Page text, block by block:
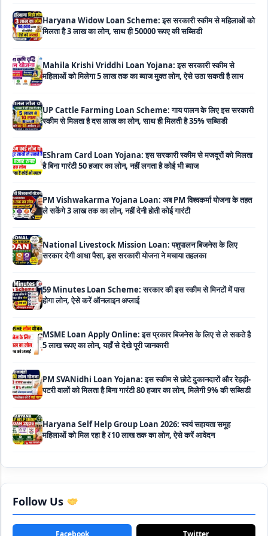
Mahila Krishi Vriddhi Loan Yojana: इस सरकारी स्कीम से
महिलाओं को मिलेगा 5 लाख तक का ब्याज मुक्त लोन, ऐसे उठा सकती है लाभ
UP Cattle Farming Loan Scheme: गाय पालन के लिए इस सरकारी
स्कीम से मिलता है दस लाख का लोन, साथ ही मिलती है 35% सब्सिडी
EShram Card Loan Yojana: इस सरकारी स्कीम से मजदूरों को मिलता
है बिना गारंटी 50 हजार का लोन, नहीं लगता है कोई भी ब्याज
PM Vishwakarma Yojana Loan: अब PM विश्वकर्मा योजना के तहत
ले सकेंगे 3 लाख तक का लोन, नहीं देनी होती कोई गारंटी
National Livestock Mission Loan: पशुपालन बिजनेस के लिए
सरकार देगी आधा पैसा, इस सरकारी योजना ने मचाया तहलका
59 Minutes Loan Scheme: सरकार की इस स्कीम से मिनटों में पास
होगा लोन, ऐसे करें ऑनलाइन अप्लाई
MSME Loan Apply Online: इस प्रकार बिजनेस के लिए से ले सकते है
5 लाख रूपए का लोन, यहाँ से देखे पूरी जानकारी
PM SVANidhi Loan Yojana: इस स्कीम से छोटे दुकानदारों और रेहड़ी-
पटरी वालों को मिलता है बिना गारंटी 80 हजार का लोन, मिलेगी 9% की सब्सिडी
Haryana Self Help Group Loan 2026: स्वयं सहायता समूह
महिलाओं को मिल रहा है ₹10 लाख तक का लोन, ऐसे करें आवेदन
Bakri Palan Loan Online Apply: अब बकरी पालन योजना के तहत ले
सकते है 5 लाख तक का लोन, मिलती है 35% तक सब्सिडी
SBI Animal Husbandry Loan Scheme: SBI पशुपालन लोन
योजना के फॉर्म फिर से हुए शुरू, बिना गारंटी मिलता है 1 लाख से लेकर 10 लाख
Mahila Samriddhi Loan Yojana: महिला समृद्धि योजना के तहत
महिलाओ को मिलता है पुरे 1 लाख का लोन, कम ब्याज के साथ तगड़ी सब्सिडी
Follow Us
Facebook Twitter